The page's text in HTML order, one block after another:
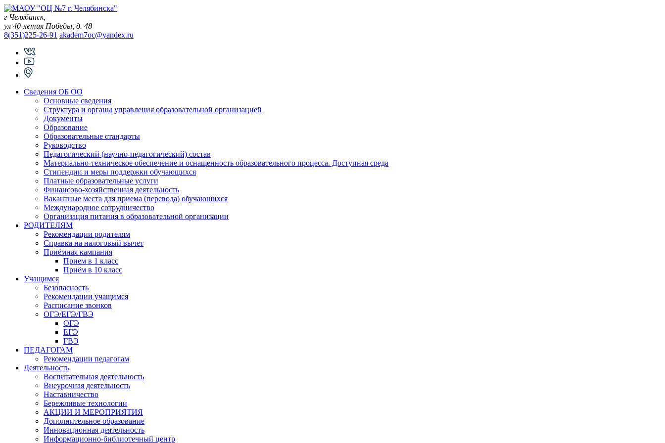
Skip
to
content
г Челябинск,
ул 40-летия Победы, д. 48
8(351)225-26-91 akadem7oc@yandex.ru
Сведения ОБ ОО
Основные сведения
Структура и органы управления образовательной организацией
Документы
Образование
Образовательные стандарты
Руководство
Педагогический (научно-педагогический) состав
Материально-техническое обеспечение и оснащенность образовательного процесса. Доступная среда
Стипендии и меры поддержки обучающихся
Платные образовательные услуги
Финансово-хозяйственная деятельность
Вакантные места для приема (перевода) обучающихся
Международное сотрудничество
Организация питания в образовательной организации
РОДИТЕЛЯМ
Рекомендации родителям
Справка на налоговый вычет
Приёмная кампания
Прием в 1 класс
Приём в 10 класс
Учащимся
Безопасность
Рекомендации учащимся
Расписание звонков
ОГЭ/ЕГЭ/ГВЭ
ОГЭ
ЕГЭ
ГВЭ
ПЕДАГОГАМ
Рекомендации педагогам
Деятельность
Воспитательная деятельность
Внеурочная деятельность
Наставничество
Бережливые технологии
АКЦИИ И МЕРОПРИЯТИЯ
Дополнительное образование
Инновационная деятельность
Информационно-библиотечный центр